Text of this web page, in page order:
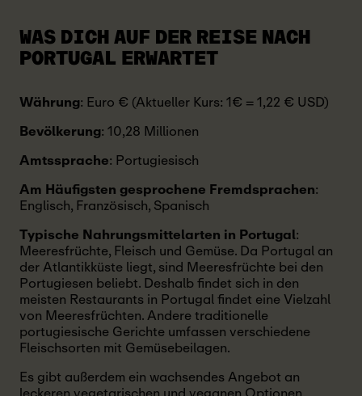
WAS DICH AUF DER REISE NACH
PORTUGAL ERWARTET
Währung: Euro € (Aktueller Kurs: 1€ = 1,22 € USD)
Bevölkerung: 10,28 Millionen
Amtssprache: Portugiesisch
Am Häufigsten gesprochene Fremdsprachen:
Englisch, Französisch, Spanisch
Typische Nahrungsmittelarten in Portugal:
Meeresfrüchte, Fleisch und Gemüse. Da Portugal an
der Atlantikküste liegt, sind Meeresfrüchte bei den
Portugiesen beliebt. Deshalb findet sich in den
meisten Restaurants in Portugal findet eine Vielzahl
von Meeresfrüchten. Andere traditionelle
portugiesische Gerichte umfassen verschiedene
Fleischsorten mit Gemüsebeilagen.
Es gibt außerdem ein wachsendes Angebot an